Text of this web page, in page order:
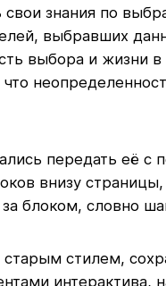
знания по
выбравших
выбора и жизни
передать её
внизу
блоком, словно
стилем,
интерактива,